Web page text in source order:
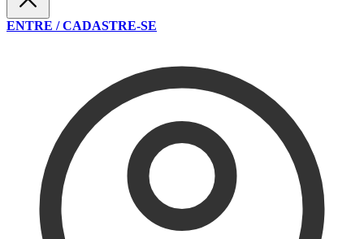
ENTRE / CADASTRE-SE